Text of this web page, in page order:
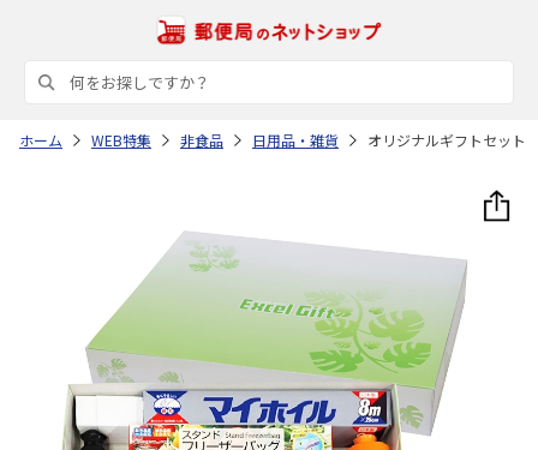
ホーム WEB特集 非食品 日用品・雑貨 オリジナルギフトセッ